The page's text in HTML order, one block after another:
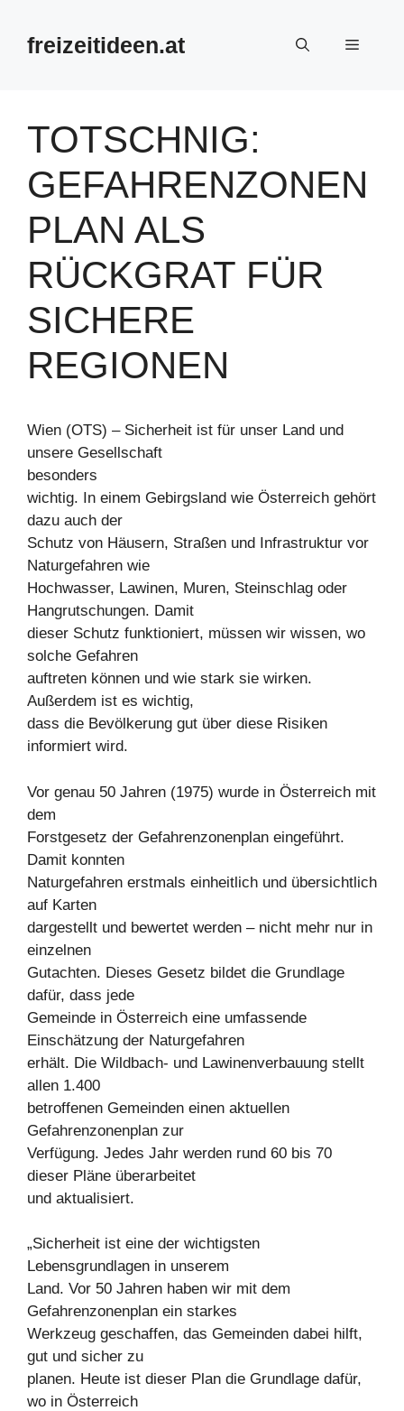
Inhalt
springenfreizeitideen.at Menü
TOTSCHNIG:
GEFAHRENZONEN
PLAN ALS
RÜCKGRAT FÜR
SICHERE
REGIONEN
Wien (OTS) – Sicherheit ist für unser Land und
unsere Gesellschaft
besonders
wichtig. In einem Gebirgsland wie Österreich gehört
dazu auch der
Schutz von Häusern, Straßen und Infrastruktur vor
Naturgefahren wie
Hochwasser, Lawinen, Muren, Steinschlag oder
Hangrutschungen. Damit
dieser Schutz funktioniert, müssen wir wissen, wo
solche Gefahren
auftreten können und wie stark sie wirken.
Außerdem ist es wichtig,
dass die Bevölkerung gut über diese Risiken
informiert wird.
Vor genau 50 Jahren (1975) wurde in Österreich mit
dem
Forstgesetz der Gefahrenzonenplan eingeführt.
Damit konnten
Naturgefahren erstmals einheitlich und übersichtlich
auf Karten
dargestellt und bewertet werden – nicht mehr nur in
einzelnen
Gutachten. Dieses Gesetz bildet die Grundlage
dafür, dass jede
Gemeinde in Österreich eine umfassende
Einschätzung der Naturgefahren
erhält. Die Wildbach- und Lawinenverbauung stellt
allen 1.400
betroffenen Gemeinden einen aktuellen
Gefahrenzonenplan zur
Verfügung. Jedes Jahr werden rund 60 bis 70
dieser Pläne überarbeitet
und aktualisiert.
„Sicherheit ist eine der wichtigsten
Lebensgrundlagen in unserem
Land. Vor 50 Jahren haben wir mit dem
Gefahrenzonenplan ein starkes
Werkzeug geschaffen, das Gemeinden dabei hilft,
gut und sicher zu
planen. Heute ist dieser Plan die Grundlage dafür,
wo in Österreich